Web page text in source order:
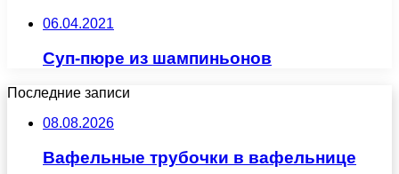
06.04.2021
Суп-пюре из шампиньонов
Последние записи
08.08.2026
Вафельные трубочки в вафельнице